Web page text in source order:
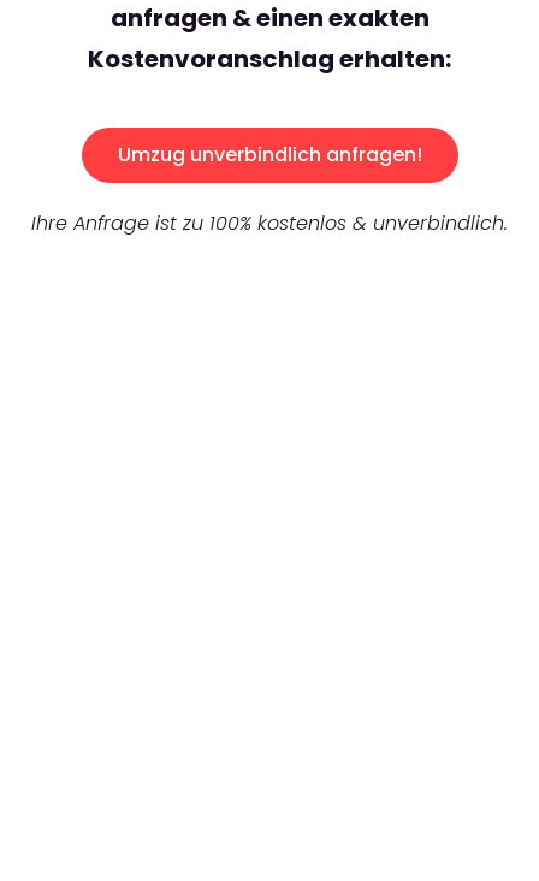
anfragen & einen exakten
Kostenvoranschlag erhalten:
Umzug unverbindlich anfragen!
Ihre Anfrage ist zu 100% kostenlos & unverbindlich.